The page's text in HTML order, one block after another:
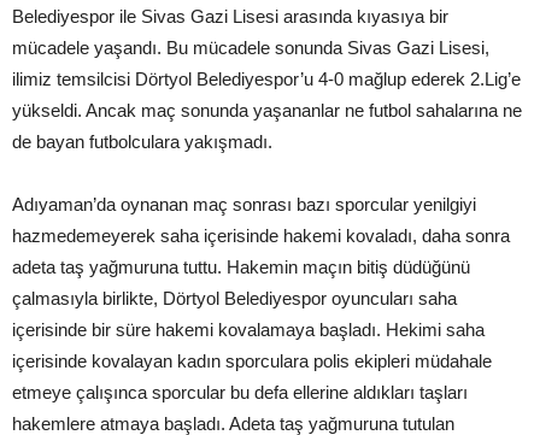
Belediyespor ile Sivas Gazi Lisesi arasında kıyasıya bir
mücadele yaşandı. Bu mücadele sonunda Sivas Gazi Lisesi,
ilimiz temsilcisi Dörtyol Belediyespor’u 4-0 mağlup ederek 2.Lig’e
yükseldi. Ancak maç sonunda yaşananlar ne futbol sahalarına ne
de bayan futbolculara yakışmadı.
Adıyaman’da oynanan maç sonrası bazı sporcular yenilgiyi
hazmedemeyerek saha içerisinde hakemi kovaladı, daha sonra
adeta taş yağmuruna tuttu. Hakemin maçın bitiş düdüğünü
çalmasıyla birlikte, Dörtyol Belediyespor oyuncuları saha
içerisinde bir süre hakemi kovalamaya başladı. Hekimi saha
içerisinde kovalayan kadın sporculara polis ekipleri müdahale
etmeye çalışınca sporcular bu defa ellerine aldıkları taşları
hakemlere atmaya başladı. Adeta taş yağmuruna tutulan